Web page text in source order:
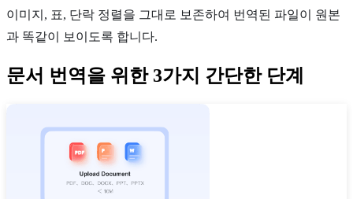
이미지, 표, 단락 정렬을 그대로 보존하여 번역된 파일이 원본
과 똑같이 보이도록 합니다.
문서 번역을 위한 3가지 간단한 단계